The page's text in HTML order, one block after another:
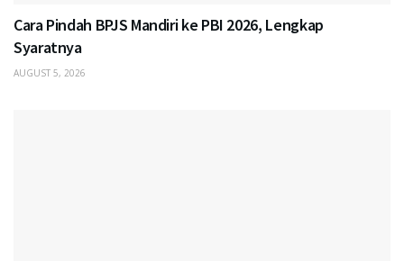
Cara Pindah BPJS Mandiri ke PBI 2026, Lengkap
Syaratnya
AUGUST 5, 2026